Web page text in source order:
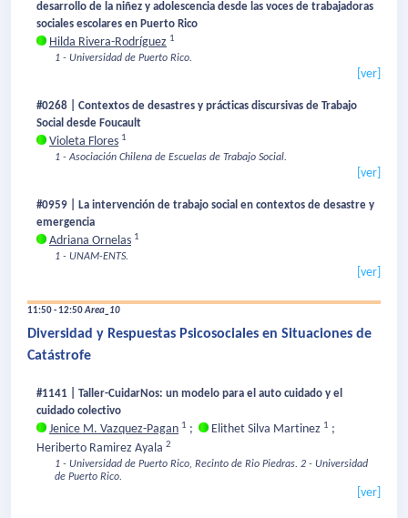
desarrollo de la niñez y adolescencia desde las voces de trabajadoras
sociales escolares en Puerto Rico
Hilda Rivera-Rodríguez 1
1 - Universidad de Puerto Rico.
[ver]
#0268 | Contextos de desastres y prácticas discursivas de Trabajo
Social desde Foucault
Violeta Flores 1
1 - Asociación Chilena de Escuelas de Trabajo Social.
[ver]
#0959 | La intervención de trabajo social en contextos de desastre y
emergencia
Adriana Ornelas 1
1 - UNAM-ENTS.
[ver]
11:50 - 12:50Area_10
Diversidad y Respuestas Psicosociales en Situaciones de
Catástrofe
#1141 | Taller-CuidarNos: un modelo para el auto cuidado y el
cuidado colectivo
Jenice M. Vazquez-Pagan 1 ; Elithet Silva Martinez 1 ;
Heriberto Ramirez Ayala 2
1 - Universidad de Puerto Rico, Recinto de Rio Piedras. 2 - Universidad
de Puerto Rico.
[ver]